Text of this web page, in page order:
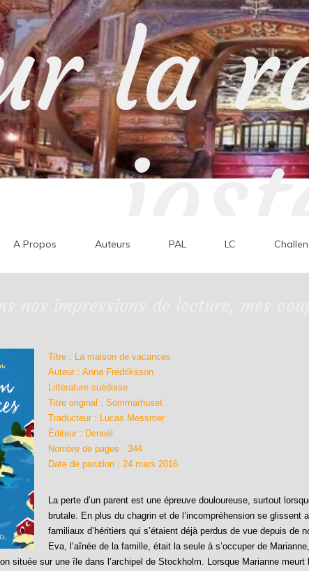
la
A Propos Auteurs PAL LC
Titre : La maison de vacances
Auteur : Anna Fredriksson
Littérature suédoise
Titre original : Sommarhuset
Traducteur : Lucas Messmer
Éditeur : Denoël
Nombre de pages : 344
Date de parution : 24 mars 2016
La perte d’un parent est une épreuve douloureuse, surtout
brutale. En plus du chagrin et de l’incompréhension se glissent
familiaux d’héritiers qui s’étaient déjà perdus de vue depuis de
Eva, l’aînée de la famille, était la seule à s’occuper de
située sur une île dans l’archipel de Stockholm. Lorsque Marianne meurt